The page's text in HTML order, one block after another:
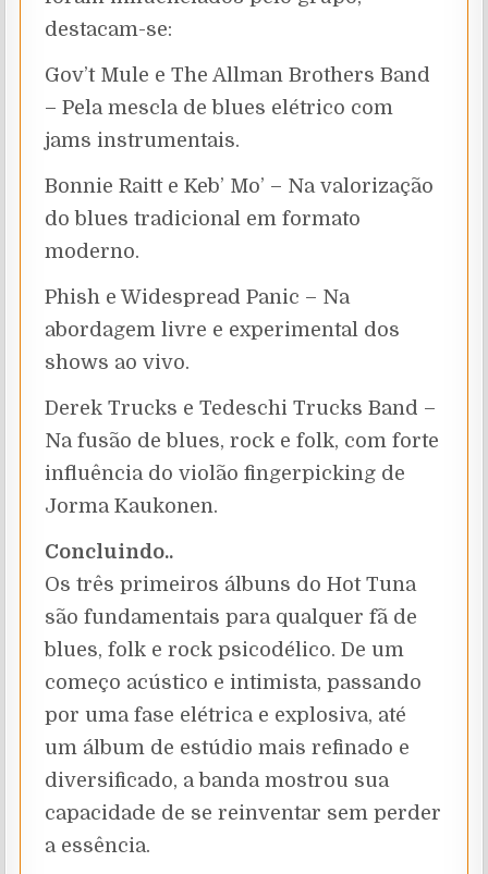
destacam-se:
Gov’t Mule e The Allman Brothers Band
– Pela mescla de blues elétrico com
jams instrumentais.
Bonnie Raitt e Keb’ Mo’ – Na valorização
do blues tradicional em formato
moderno.
Phish e Widespread Panic – Na
abordagem livre e experimental dos
shows ao vivo.
Derek Trucks e Tedeschi Trucks Band –
Na fusão de blues, rock e folk, com forte
influência do violão fingerpicking de
Jorma Kaukonen.
Concluindo..
Os três primeiros álbuns do Hot Tuna
são fundamentais para qualquer fã de
blues, folk e rock psicodélico. De um
começo acústico e intimista, passando
por uma fase elétrica e explosiva, até
um álbum de estúdio mais refinado e
diversificado, a banda mostrou sua
capacidade de se reinventar sem perder
a essência.